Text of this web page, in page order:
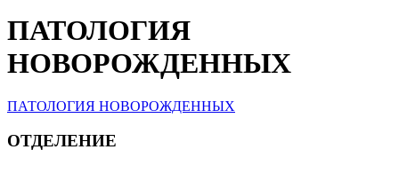
ПАТОЛОГИЯ
НОВОРОЖДЕННЫХ
ПАТОЛОГИЯ НОВОРОЖДЕННЫХ
ОТДЕЛЕНИЕ